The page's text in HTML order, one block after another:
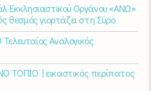
Εκκλησιαστικού Οργάνου «ΑΝΩ»
θεσμός γιορτάζει στη Σύρο​
Αναλογικός
ΤΟΠΙΟ | εικαστικός περίπατος